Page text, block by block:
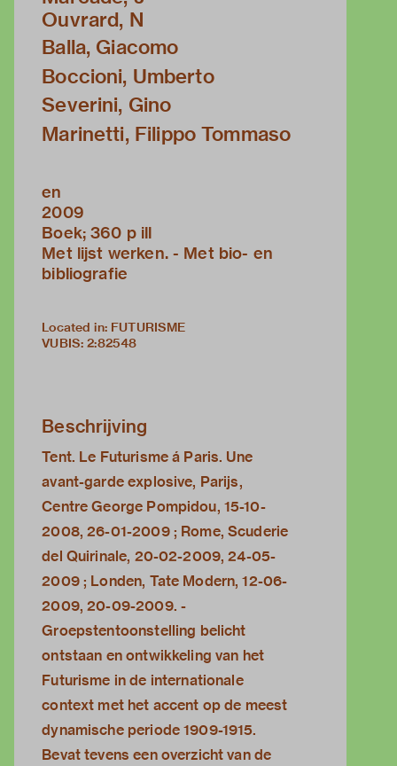
Ouvrard, N
Balla, Giacomo
Boccioni, Umberto
Severini, Gino
Marinetti, Filippo Tommaso
en
2009
Boek; 360 p ill
Met lijst werken. - Met bio- en
bibliografie
Located in: FUTURISME
VUBIS: 2:82548
Beschrijving
Tent. Le Futurisme á Paris. Une
avant-garde explosive, Parijs,
Centre George Pompidou, 15-10-
2008, 26-01-2009 ; Rome, Scuderie
del Quirinale, 20-02-2009, 24-05-
2009 ; Londen, Tate Modern, 12-06-
2009, 20-09-2009. -
Groepstentoonstelling belicht
ontstaan en ontwikkeling van het
Futurisme in de internationale
context met het accent op de meest
dynamische periode 1909-1915.
Bevat tevens een overzicht van de